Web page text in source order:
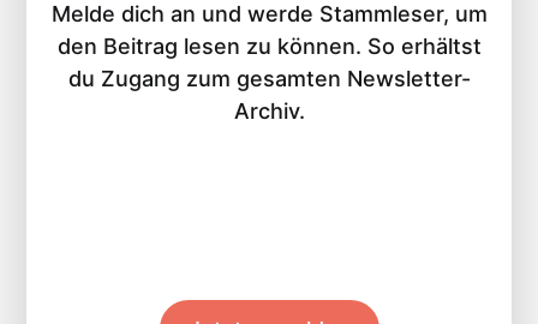
Melde dich an und werde Stammleser, um
den Beitrag lesen zu können. So erhältst
du Zugang zum gesamten Newsletter-
Archiv.